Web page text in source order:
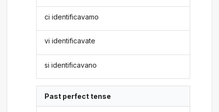
ci identificavamo
vi identificavate
si identificavano
Past perfect tense